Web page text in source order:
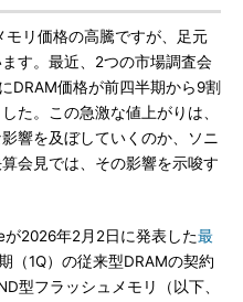
リ価格の高騰ですが、足元
す。最近、2つの市場調査会
DRAM価格が前四半期から9割
た。この急激な値上がりは、
響を及ぼしていくのか、ソニ
会見では、その影響を示唆す
2026年2月2日に発表した最
（1Q）の従来型DRAMの契約
型フラッシュメモリ（以下、